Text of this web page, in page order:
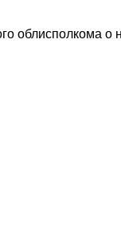
облисполкома о